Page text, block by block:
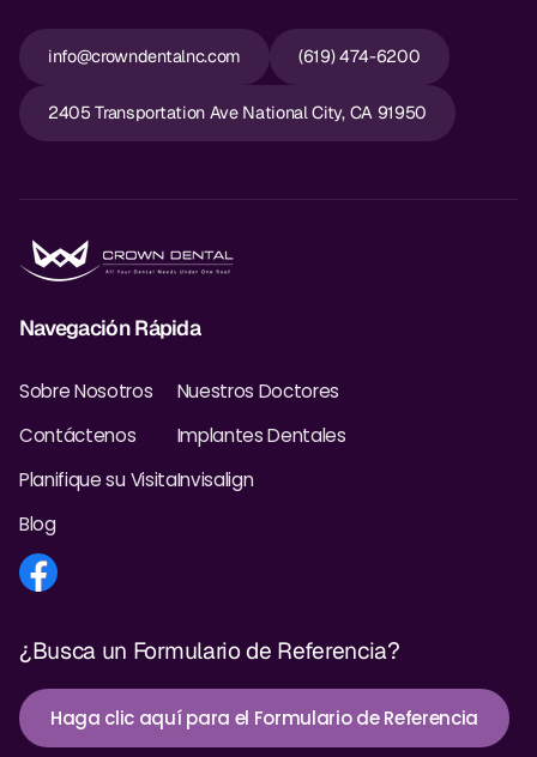
info@crowndentalnc.com (619) 474-6200
2405 Transportation Ave National City, CA 91950
Navegación Rápida
Sobre Nosotros
Contáctenos
Planifique su Visita
Blog
Nuestros Doctores
Implantes Dentales
Invisalign
¿Busca un Formulario de Referencia?
Haga clic aquí para el Formulario de Referencia